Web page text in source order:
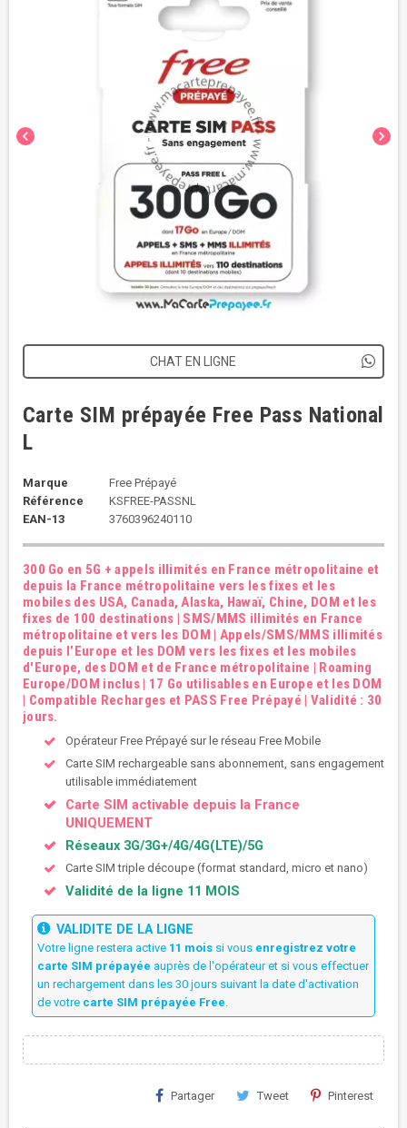
chevron_left chevron_right
CHAT EN LIGNE
Carte SIM prépayée Free Pass National
L
Marque
Free Prépayé
Référence
KSFREE-PASSNL
EAN-13
3760396240110
300 Go en 5G + appels illimités en France métropolitaine et
depuis la France métropolitaine vers les fixes et les
mobiles des USA, Canada, Alaska, Hawaï, Chine, DOM et les
fixes de 100 destinations | SMS/MMS illimités en France
métropolitaine et vers les DOM | Appels/SMS/MMS illimités
depuis l’Europe et les DOM vers les fixes et les mobiles
d'Europe, des DOM et de France métropolitaine | Roaming
Europe/DOM inclus | 17 Go utilisables en Europe et les DOM
| Compatible Recharges et PASS Free Prépayé | Validité : 30
jours.
Opérateur Free Prépayé sur le réseau Free Mobile
Carte SIM rechargeable sans abonnement, sans engagement
utilisable immédiatement
Carte SIM activable depuis la France
UNIQUEMENT
Réseaux 3G/3G+/4G/4G(LTE)/5G
Carte SIM triple découpe (format standard, micro et nano)
Validité de la ligne 11 MOIS
VALIDITE DE LA LIGNE
Votre ligne restera active 11 mois si vous enregistrez votre
carte SIM prépayée auprès de l'opérateur et si vous effectuer
un rechargement dans les 30 jours suivant la date d'activation
de votre carte SIM prépayée Free
Partager Tweet Pinterest